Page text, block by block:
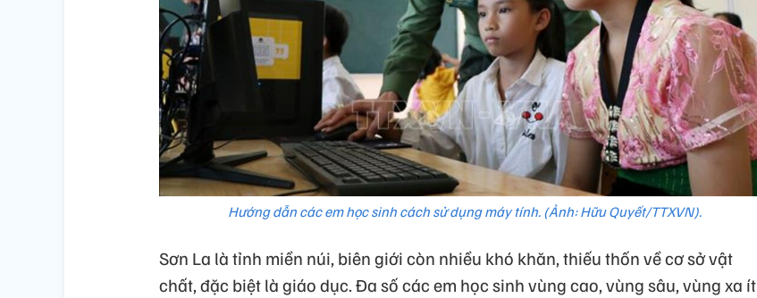
Hướng dẫn các em học sinh cách sử dụng máy tính. (Ảnh: Hữu Quyết/TTXVN).
Sơn La là tỉnh miền núi, biên giới còn nhiều khó khăn, thiếu thốn về cơ sở vật
chất, đặc biệt là giáo dục. Đa số các em học sinh vùng cao, vùng sâu, vùng xa ít